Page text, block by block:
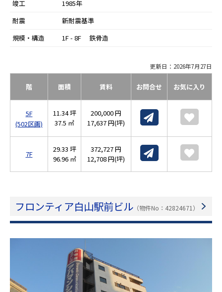
竣工
1985年
耐震
新耐震基準
規模・構造
1F - 8F 鉄骨造
更新日：2026年7月27日
階 面積 賃料 お問合せ お気に入り
5F
(502区画)
11.34 坪
37.5 ㎡
200,000 円
17,637 円(坪)
7F
29.33 坪
96.96 ㎡
372,727 円
12,708 円(坪)
フロンティア白山駅前ビル （物件No：42824671）